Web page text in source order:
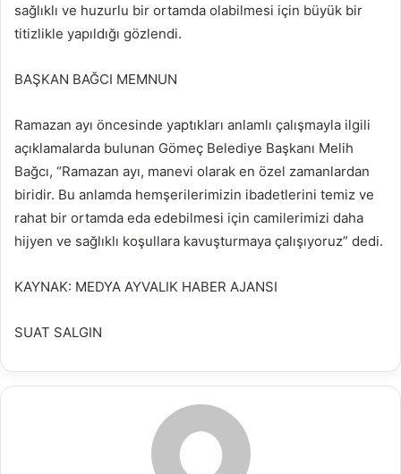
sağlıklı ve huzurlu bir ortamda olabilmesi için büyük bir
titizlikle yapıldığı gözlendi.
BAŞKAN BAĞCI MEMNUN
Ramazan ayı öncesinde yaptıkları anlamlı çalışmayla ilgili
açıklamalarda bulunan Gömeç Belediye Başkanı Melih
Bağcı, “Ramazan ayı, manevi olarak en özel zamanlardan
biridir. Bu anlamda hemşerilerimizin ibadetlerini temiz ve
rahat bir ortamda eda edebilmesi için camilerimizi daha
hijyen ve sağlıklı koşullara kavuşturmaya çalışıyoruz” dedi.
KAYNAK: MEDYA AYVALIK HABER AJANSI
SUAT SALGIN